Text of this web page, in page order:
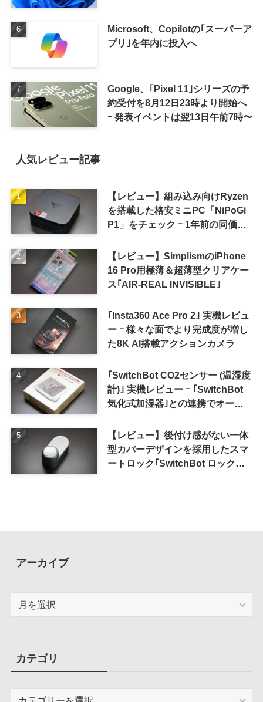
Microsoft、Copilotの｢スーパーア
プリ｣を年内に投入へ
Google、｢Pixel 11｣シリーズの予
約受付を8月12日23時より開始へ
ｰ 発表イベントは翌13日午前7時〜
人気レビュー記事
【レビュー】組み込み向けRyzen
を搭載した格安ミニPC「NiPoGi
P1」をチェック ｰ 1年前の同価格
【レビュー】SimplismのiPhone
16 Pro用極薄＆超薄型クリアケー
ス｢AIR-REAL INVISIBLE｣
｢Insta360 Ace Pro 2｣ 実機レビュ
ー ｰ 様々な面でより完成度が増し
た8K AI搭載アクションカメラ
｢SwitchBot CO2センサー (温湿度
計)｣ 実機レビュー ｰ ｢SwitchBot
気化式加湿器｣との連携でオート
【レビュー】後付け感がない一体
型カバーデザインを採用したスマ
ートロック｢SwitchBot ロック
アーカイブ
ブカテゴリ